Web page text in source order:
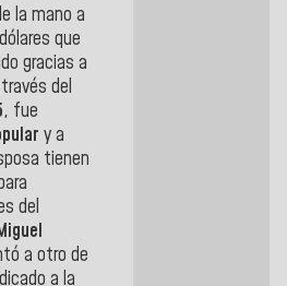
la mano a
que
gracias a
del
, fue
y a
tienen
del
a otro de
a la